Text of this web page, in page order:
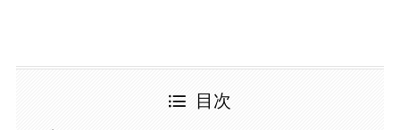
目次